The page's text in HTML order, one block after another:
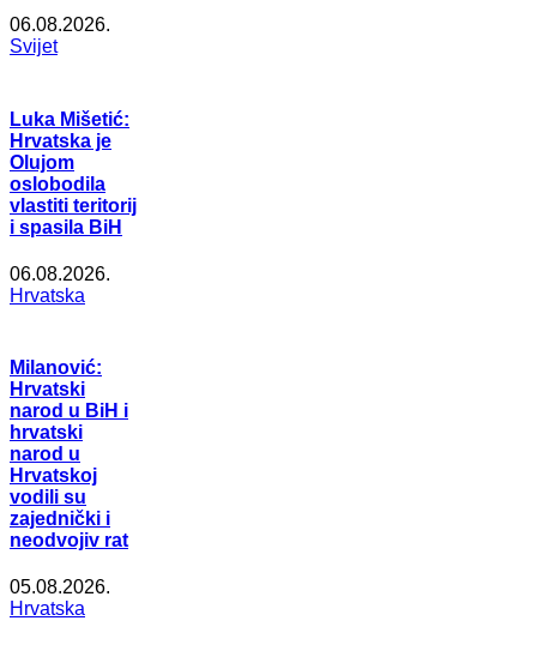
06.08.2026.
Svijet
Luka Mišetić:
Hrvatska je
Olujom
oslobodila
vlastiti teritorij
i spasila BiH
06.08.2026.
Hrvatska
Milanović:
Hrvatski
narod u BiH i
hrvatski
narod u
Hrvatskoj
vodili su
zajednički i
neodvojiv rat
05.08.2026.
Hrvatska